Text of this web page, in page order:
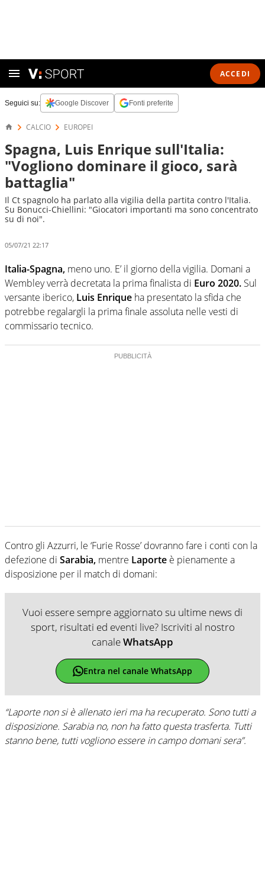
ACCEDI
Seguici su: Google Discover Fonti preferite
CALCIO EUROPEI
Spagna, Luis Enrique sull'Italia:
"Vogliono dominare il gioco, sarà
battaglia"
Il Ct spagnolo ha parlato alla vigilia della partita contro l'Italia.
Su Bonucci-Chiellini: "Giocatori importanti ma sono concentrato
su di noi".
05/07/21 22:17
Italia-Spagna, meno uno. E’ il giorno della vigilia. Domani a
Wembley verrà decretata la prima finalista di Euro 2020. Sul
versante iberico, Luis Enrique ha presentato la sfida che
potrebbe regalargli la prima finale assoluta nelle vesti di
commissario tecnico.
Contro gli Azzurri, le ‘Furie Rosse’ dovranno fare i conti con la
defezione di Sarabia, mentre Laporte è pienamente a
disposizione per il match di domani:
Vuoi essere sempre aggiornato su ultime news di
sport, risultati ed eventi live? Iscriviti al nostro
canaleWhatsApp
Entra nel canale WhatsApp
“Laporte non si è allenato ieri ma ha recuperato. Sono tutti a
disposizione. Sarabia no, non ha fatto questa trasferta. Tutti
stanno bene, tutti vogliono essere in campo domani sera”.